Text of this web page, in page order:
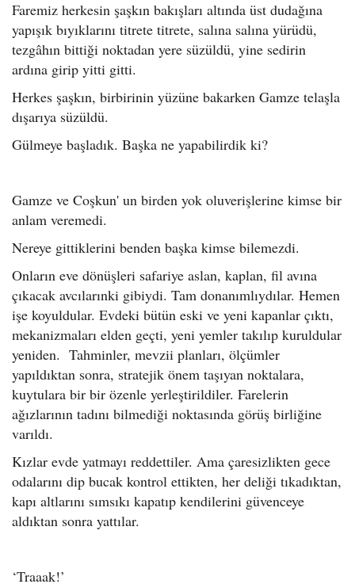
Faremiz herkesin şaşkın bakışları altında üst dudağına
yapışık bıyıklarını titrete titrete, salına salına yürüdü,
tezgâhın bittiği noktadan yere süzüldü, yine sedirin
ardına girip yitti gitti.
Herkes şaşkın, birbirinin yüzüne bakarken Gamze telaşla
dışarıya süzüldü.
Gülmeye başladık. Başka ne yapabilirdik ki?
Gamze ve Coşkun' un birden yok oluverişlerine kimse bir
anlam veremedi.
Nereye gittiklerini benden başka kimse bilemezdi.
Onların eve dönüşleri safariye aslan, kaplan, fil avına
çıkacak avcılarınki gibiydi. Tam donanımlıydılar. Hemen
işe koyuldular. Evdeki bütün eski ve yeni kapanlar çıktı,
mekanizmaları elden geçti, yeni yemler takılıp kuruldular
yeniden. Tahminler, mevzii planları, ölçümler
yapıldıktan sonra, stratejik önem taşıyan noktalara,
kuytulara bir bir özenle yerleştirildiler. Farelerin
ağızlarının tadını bilmediği noktasında görüş birliğine
varıldı.
Kızlar evde yatmayı reddettiler. Ama çaresizlikten gece
odalarını dip bucak kontrol ettikten, her deliği tıkadıktan,
kapı altlarını sımsıkı kapatıp kendilerini güvenceye
aldıktan sonra yattılar.
‘Traaak!’